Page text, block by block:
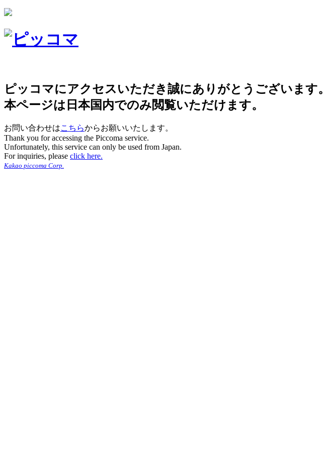
ピッコマにアクセスいただき誠にありがとうございます。
本ページは日本国内でのみ閲覧いただけます。
お問い合わせはこちらからお願いいたします。
Thank you for accessing the Piccoma service.
Unfortunately, this service can only be used from Japan.
For inquiries, please click here.
Kakao piccoma Corp.